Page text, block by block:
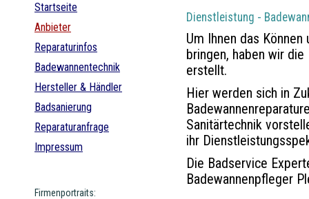
Startseite
Anbieter
Reparaturinfos
Badewannentechnik
Hersteller & Händler
Badsanierung
Reparaturanfrage
Impressum
Firmenportraits:
Dienstleistung -
Um Ihnen das
bringen, haben wir
erstellt.
Hier werden sich in
Sanitärtechnik
ihr
Die Badservice
Badewannenpfleger